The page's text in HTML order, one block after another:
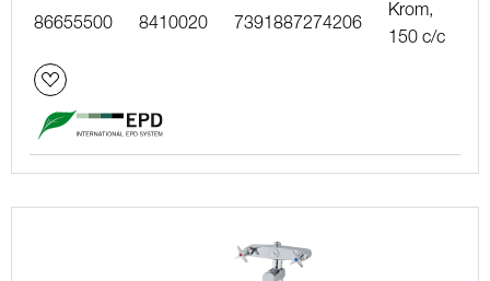
86655500 8410020 7391887274206
Krom,
150 c/c